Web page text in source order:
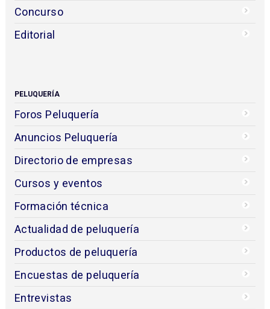
Concurso
Editorial
PELUQUERÍA
Foros Peluquería
Anuncios Peluquería
Directorio de empresas
Cursos y eventos
Formación técnica
Actualidad de peluquería
Productos de peluquería
Encuestas de peluquería
Entrevistas